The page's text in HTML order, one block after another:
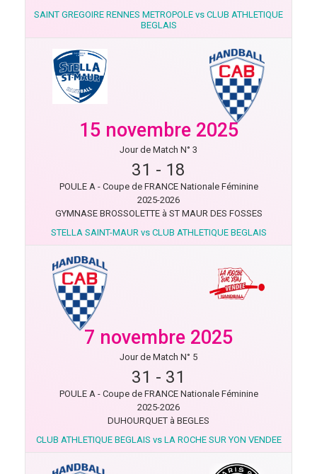
SAINT GREGOIRE RENNES METROPOLE vs CLUB ATHLETIQUE
BEGLAIS
15 novembre 2025
Jour de Match N° 3
31 - 18
POULE A - Coupe de FRANCE Nationale Féminine
2025-2026
GYMNASE BROSSOLETTE à ST MAUR DES FOSSES
STELLA SAINT-MAUR vs CLUB ATHLETIQUE BEGLAIS
7 novembre 2025
Jour de Match N° 5
31 - 31
POULE A - Coupe de FRANCE Nationale Féminine
2025-2026
DUHOURQUET à BEGLES
CLUB ATHLETIQUE BEGLAIS vs LA ROCHE SUR YON VENDEE